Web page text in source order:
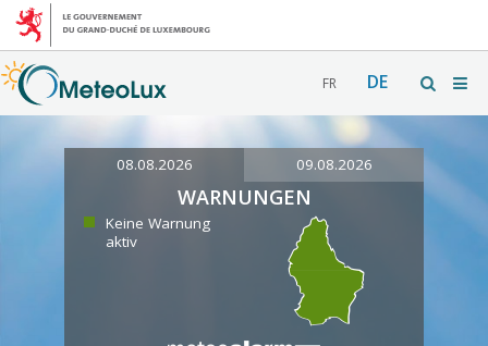
FR DE
08.08.2026 09.08.2026
WARNUNGEN
Keine Warnung
aktiv